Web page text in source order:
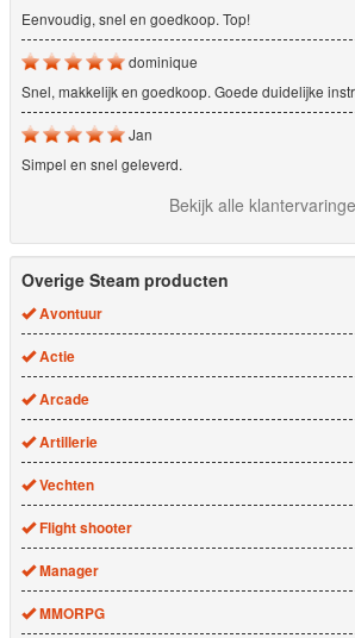
Eenvoudig, snel en goedkoop. Top!
dominique
Snel, makkelijk en goedkoop. Goede duidelijke
Jan
Simpel en snel geleverd.
Bekijk alle
Overige Steam producten
Avontuur
Actie
Arcade
Artillerie
Vechten
Flight shooter
Manager
MMORPG